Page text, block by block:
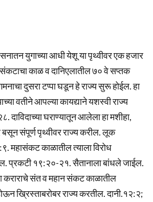
युगाच्या आधी येशू या पृथ्वीवर एक हजार
संकटाचा काळ व दानिएलातील ७० वे सप्तक
दुसरा टप्पा घडून हे राज्य सुरू होईल. हा
वतीने आपल्या कायद्याने यशस्वी राज्य
दाविदाच्या घराण्यातून आलेला हा मशीहा,
बसून संपूर्ण पृथ्वीवर राज्य करील. लूक
महासंकट काळातील त्याला विरोध
प्रकटी १९:२०-२१. सैतानाला बांधले जाईल.
संत व महान संकट काळातील
ख्रिस्ताबरोबर राज्य करतील. दानी.१२:२;